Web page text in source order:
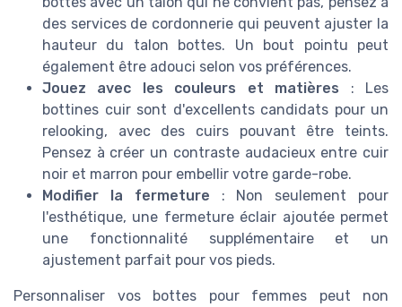
des services de cordonnerie qui peuvent ajuster la
hauteur du talon bottes. Un bout pointu peut
également être adouci selon vos préférences.
Jouez avec les couleurs et matières : Les
bottines cuir sont d'excellents candidats pour un
relooking, avec des cuirs pouvant être teints.
Pensez à créer un contraste audacieux entre cuir
noir et marron pour embellir votre garde-robe.
Modifier la fermeture : Non seulement pour
l'esthétique, une fermeture éclair ajoutée permet
une fonctionnalité supplémentaire et un
ajustement parfait pour vos pieds.
Personnaliser vos bottes pour femmes peut non